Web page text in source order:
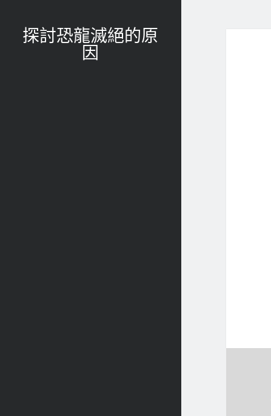
探討恐龍滅絕的原
因